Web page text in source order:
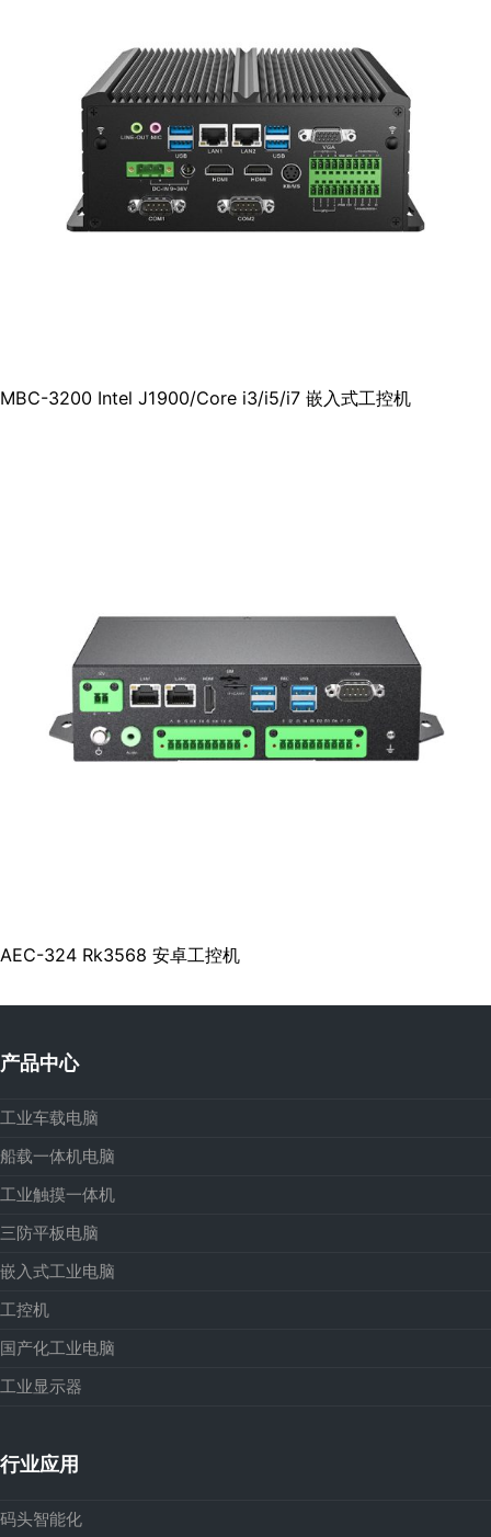
MBC-3200 Intel J1900/Core i3/i5/i7 嵌入式工控机
AEC-324 Rk3568 安卓工控机
产品中心
工业车载电脑
船载一体机电脑
工业触摸一体机
三防平板电脑
嵌入式工业电脑
工控机
国产化工业电脑
工业显示器
行业应用
码头智能化